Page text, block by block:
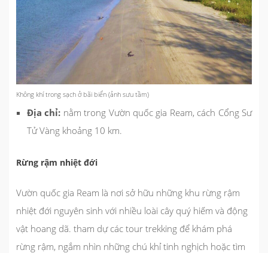
Không khí trong sạch ở bãi biển (ảnh sưu tầm)
Địa chỉ: nằm trong Vườn quốc gia Ream, cách Cổng Sư
Tử Vàng khoảng 10 km.
Rừng rậm nhiệt đới
Vườn quốc gia Ream là nơi sở hữu những khu rừng rậm
nhiệt đới nguyên sinh với nhiều loài cây quý hiếm và động
vật hoang dã. tham dự các tour trekking để khám phá
rừng rậm, ngắm nhìn những chú khỉ tinh nghịch hoặc tìm